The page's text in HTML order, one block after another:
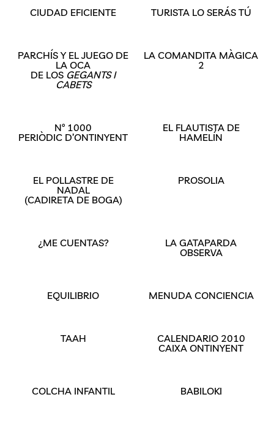
CIUDAD EFICIENTE TURISTA LO SERÁS TÚ
PARCHÍS Y EL JUEGO DE
LA OCA
DE LOS GEGANTS I
CABETS
LA COMANDITA MÀGICA
2
Nº 1000
PERIÒDIC D’ONTINYENT
EL FLAUTISTA DE
HAMELÍN
EL POLLASTRE DE
NADAL
(CADIRETA DE BOGA)
PROSOLIA
¿ME CUENTAS?
LA GATAPARDA
OBSERVA
EQUILIBRIO MENUDA CONCIENCIA
TAAH
CALENDARIO 2010
CAIXA ONTINYENT
COLCHA INFANTIL BABILOKI